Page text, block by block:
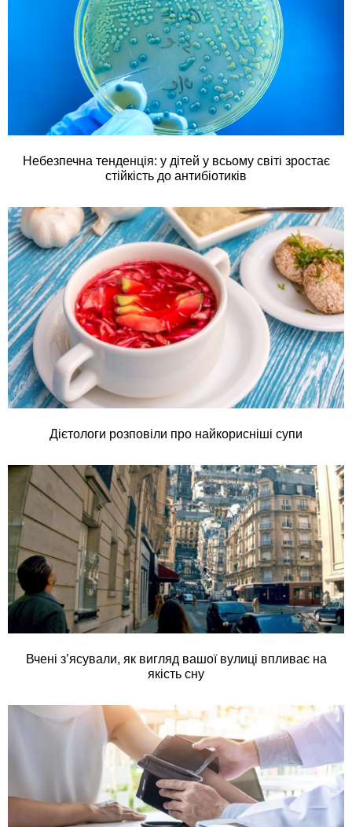
Небезпечна тенденція: у дітей у всьому світі зростає
стійкість до антибіотиків
Дієтологи розповіли про найкорисніші супи
Вчені з’ясували, як вигляд вашої вулиці впливає на
якість сну